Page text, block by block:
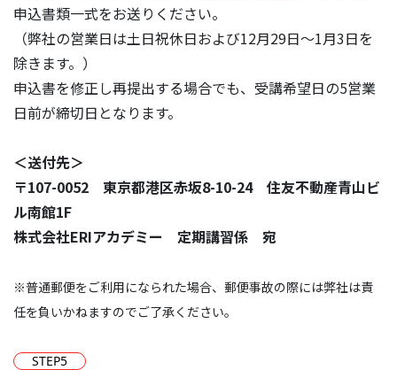
申込書類一式をお送りください。
（弊社の営業日は土日祝休日および12月29日～1月3日を
除きます。）
申込書を修正し再提出する場合でも、受講希望日の5営業
日前が締切日となります。
＜送付先＞
〒107-0052 東京都港区赤坂8-10-24 住友不動産青山ビ
ル南館1F
株式会社ERIアカデミー 定期講習係 宛
※普通郵便をご利用になられた場合、郵便事故の際には弊社は責
任を負いかねますのでご了承ください。
STEP5